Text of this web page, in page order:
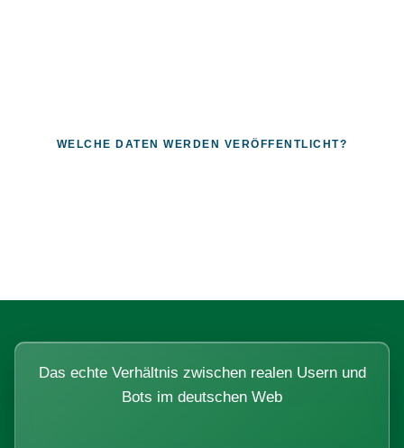
WELCHE DATEN WERDEN VERÖFFENTLICHT?
Das echte Verhältnis zwischen realen Usern und
Bots im deutschen Web